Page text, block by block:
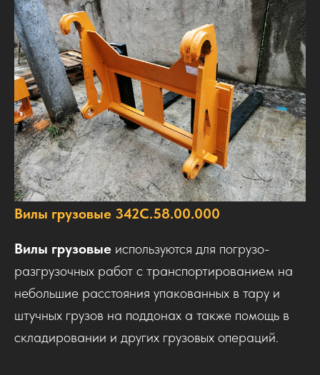
Вилы грузовые 342С.58.00.000
Вилы грузовые используются для погрузо-
разгрузочных работ с транспортированием на
небольшие расстояния упакованных в тару и
штучных грузов на поддонах а также помощь в
складировании и других грузовых операций.